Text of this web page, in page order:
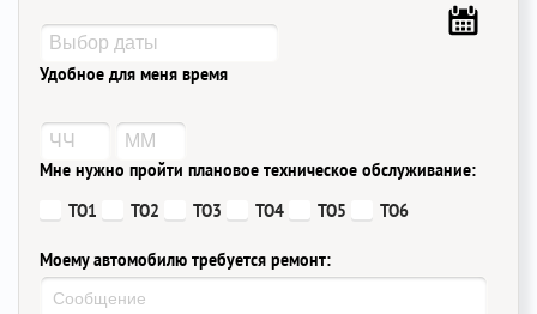
Удобное для меня время
Мне нужно пройти плановое техническое обслуживание:
ТО1
ТО2 ТО3 ТО4 ТО5 ТО6
Моему автомобилю требуется ремонт: